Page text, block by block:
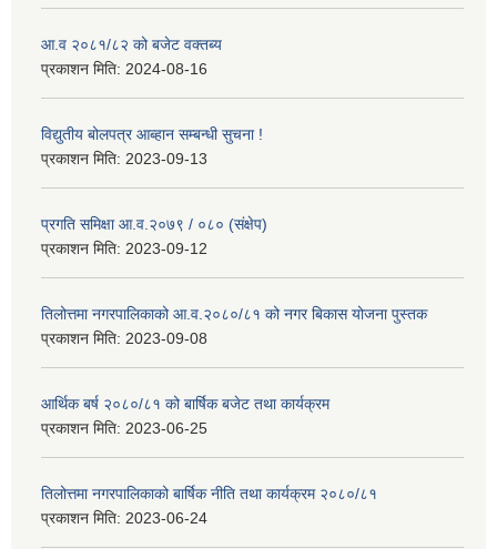
आ.व २०८१/८२ को बजेट वक्तब्य
प्रकाशन मिति: 2024-08-16
विद्युतीय बोलपत्र आब्हान सम्बन्धी सुचना !
प्रकाशन मिति: 2023-09-13
प्रगति समिक्षा आ.व.२०७९ / ०८० (संक्षेप)
प्रकाशन मिति: 2023-09-12
तिलोत्तमा नगरपालिकाको आ.व.२०८०/८१ को नगर बिकास योजना पुस्तक
प्रकाशन मिति: 2023-09-08
आर्थिक बर्ष २०८०/८१ को बार्षिक बजेट तथा कार्यक्रम
प्रकाशन मिति: 2023-06-25
तिलोत्तमा नगरपालिकाको बार्षिक नीति तथा कार्यक्रम २०८०/८१
प्रकाशन मिति: 2023-06-24